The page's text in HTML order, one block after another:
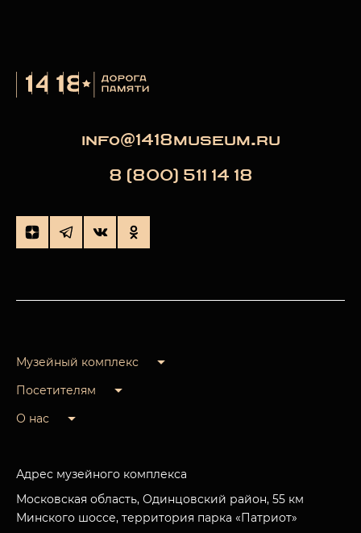
info@1418museum.ru
8 (800) 511 14 18
Музейный комплекс
Посетителям
О нас
Адрес музейного комплекса
Московская область, Одинцовский район, 55 км
Минского шоссе, территория парка «Патриот»